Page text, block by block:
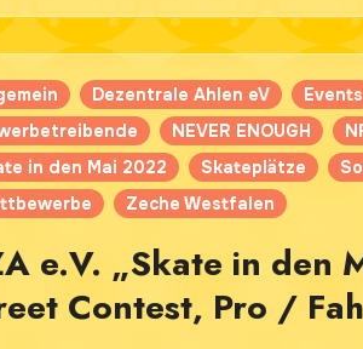
Dezentrale Ahlen eV
Events
NEVER ENOUGH
in den Mai 2022
Skateplätze
Zeche Westfalen
e.V. „Skate in den
Contest, Pro /